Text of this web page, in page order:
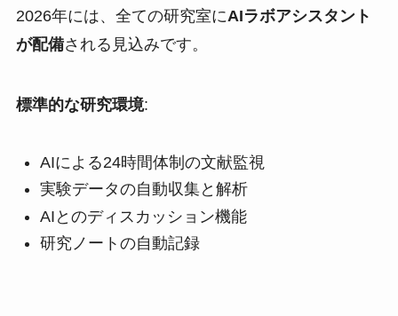
2026年には、全ての研究室にAIラボアシスタント
が配備される見込みです。
標準的な研究環境:
AIによる24時間体制の文献監視
実験データの自動収集と解析
AIとのディスカッション機能
研究ノートの自動記録